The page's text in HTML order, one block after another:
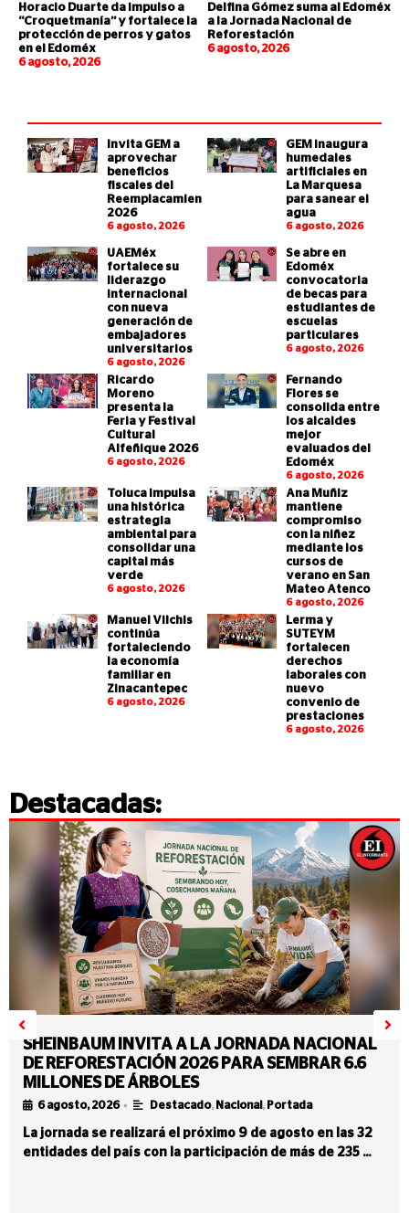
Horacio Duarte da impulso a
“Croquetmanía” y fortalece la
protección de perros y gatos
en el Edoméx
6 agosto, 2026
Delfina Gómez suma al Edoméx
a la Jornada Nacional de
Reforestación
6 agosto, 2026
Invita GEM a
aprovechar
beneficios
fiscales del
Reemplacamiento
2026
6 agosto, 2026
GEM inaugura
humedales
artificiales en
La Marquesa
para sanear el
agua
6 agosto, 2026
UAEMéx
fortalece su
liderazgo
internacional
con nueva
generación de
embajadores
universitarios
6 agosto, 2026
Se abre en
Edoméx
convocatoria
de becas para
estudiantes de
escuelas
particulares
6 agosto, 2026
Ricardo
Moreno
presenta la
Feria y Festival
Cultural
Alfeñique 2026
6 agosto, 2026
Fernando
Flores se
consolida entre
los alcaldes
mejor
evaluados del
Edoméx
6 agosto, 2026
Toluca impulsa
una histórica
estrategia
ambiental para
consolidar una
capital más
verde
6 agosto, 2026
Ana Muñiz
mantiene
compromiso
con la niñez
mediante los
cursos de
verano en San
Mateo Atenco
6 agosto, 2026
Manuel Vilchis
continúa
fortaleciendo
la economía
familiar en
Zinacantepec
6 agosto, 2026
Lerma y
SUTEYM
fortalecen
derechos
laborales con
nuevo
convenio de
prestaciones
6 agosto, 2026
Destacadas:
SHEINBAUM INVITA A LA JORNADA NACIONAL
DE REFORESTACIÓN 2026 PARA SEMBRAR 6.6
MILLONES DE ÁRBOLES
6 agosto, 2026 • Destacado, Nacional , Portada
La jornada se realizará el próximo 9 de agosto en las 32
entidades del país con la participación de más de 235 …